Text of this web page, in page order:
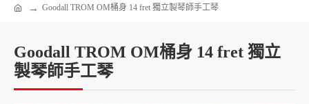
Goodall TROM OM桶身 14 fret 獨立製琴師手工琴
Goodall TROM OM桶身 14 fret 獨立
製琴師手工琴